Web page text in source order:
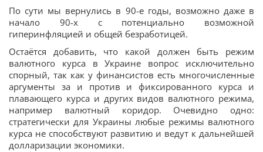
По сути мы вернулись в 90-е годы, возможно даже в
начало 90-х с потенциально возможной
гиперинфляцией и общей безработицей.
Остаётся добавить, что какой должен быть режим
валютного курса в Украине вопрос исключительно
спорный, так как у финансистов есть многочисленные
аргументы за и против и фиксированного курса и
плавающего курса и других видов валютного режима,
например валютный коридор. Очевидно одно:
стратегически для Украины любые режимы валютного
курса не способствуют развитию и ведут к дальнейшей
долларизации экономики.